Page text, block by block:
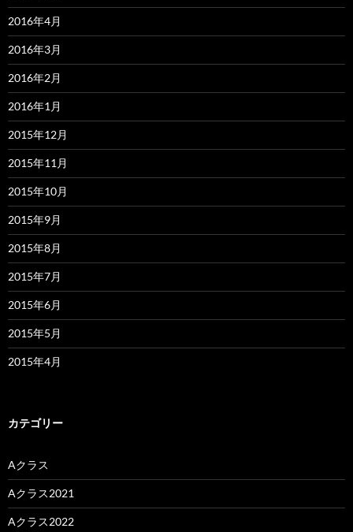
2016年4月
2016年3月
2016年2月
2016年1月
2015年12月
2015年11月
2015年10月
2015年9月
2015年8月
2015年7月
2015年6月
2015年5月
2015年4月
カテゴリー
Aクラス
Aクラス2021
Aクラス2022